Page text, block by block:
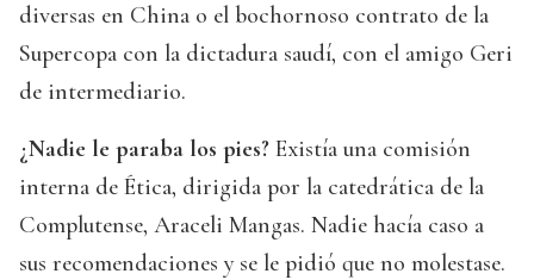
diversas en China o el bochornoso contrato de la
Supercopa con la dictadura saudí, con el amigo Geri
de intermediario.
¿Nadie le paraba los pies? Existía una comisión
interna de Ética, dirigida por la catedrática de la
Complutense, Araceli Mangas. Nadie hacía caso a
sus recomendaciones y se le pidió que no molestase.